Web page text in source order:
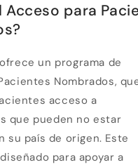
Acceso para
un programa de
Nombrados,
acceso a
que pueden no estar
su país de origen. Este
para apoyar a